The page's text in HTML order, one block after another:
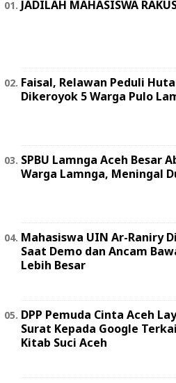
JADILAH MAHASISWA
Faisal, Relawan Peduli
Dikeroyok 5 Warga Pulo
SPBU Lamnga Aceh Besar
Warga Lamnga, Meningal
Mahasiswa UIN Ar-Raniry
Saat Demo dan Ancam
Lebih Besar
DPP Pemuda Cinta Aceh
Surat Kepada Google
Kitab Suci Aceh